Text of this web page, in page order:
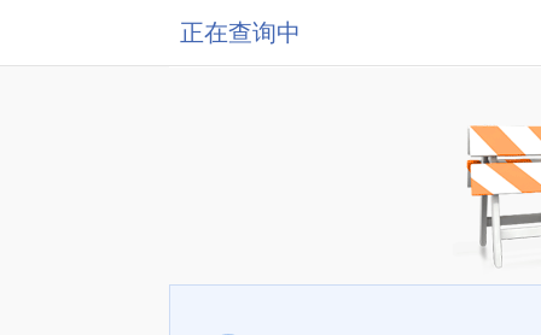
正在查询中